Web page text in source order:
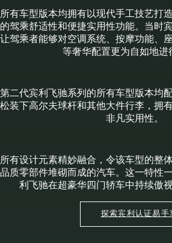
所有车型版本均拥有以现代手工技艺打
的驾乘舒适性和便捷实用性功能。当时
让驾乘者能够对空调系统、按摩功能、
等奢华配置更为自如地进
第二代宾利飞驰系列的所有车型版本均
松装下高尔夫球杆和其他大件行李，拥
非凡实用性。
所有设计元素精妙融合，令该车型的整
品质零部件堆砌而成的汽车。这一特性
利飞驰在超豪华四门轿车中持续傲
探索宾利认证易手